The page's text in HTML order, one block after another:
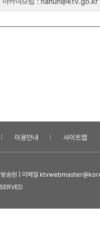
이용안내 사이트맵
방송원 | 이메일